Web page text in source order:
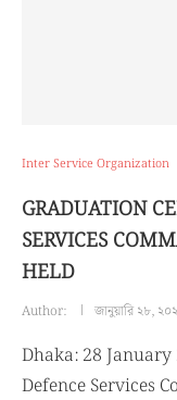
Inter Service Organization
GRADUATION
SERVICES
HELD
Author: জানুয়ারি ২৮,
Dhaka: 28
Defence Services